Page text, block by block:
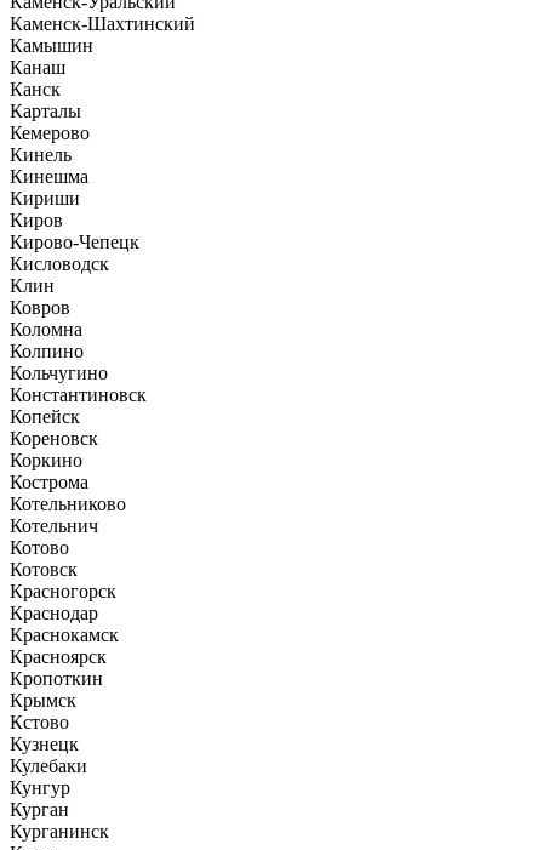
Каменск-Шахтинский
Камышин
Канаш
Канск
Карталы
Кемерово
Кинель
Кинешма
Кириши
Киров
Кирово-Чепецк
Кисловодск
Клин
Ковров
Коломна
Колпино
Кольчугино
Константиновск
Копейск
Кореновск
Коркино
Кострома
Котельниково
Котельнич
Котово
Котовск
Красногорск
Краснодар
Краснокамск
Красноярск
Кропоткин
Крымск
Кстово
Кузнецк
Кулебаки
Кунгур
Курган
Курганинск